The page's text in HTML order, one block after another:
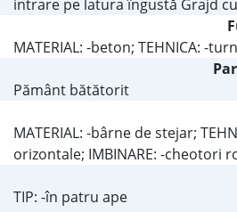
intrare pe latura îngustă Grajd
MATERIAL: -beton; TEHNICA: -
Pământ bătătorit
MATERIAL: -bârne de stejar;
orizontale; IMBINARE: -cheotori
TIP: -în patru ape